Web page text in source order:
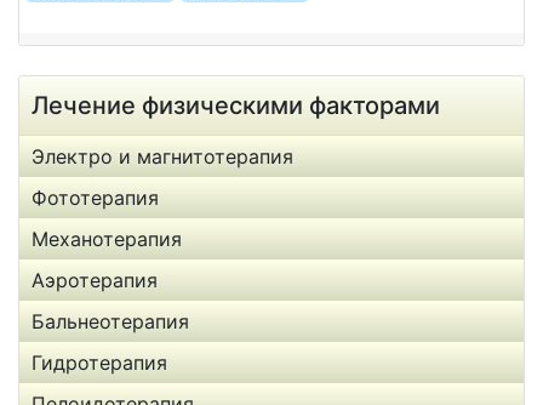
Лечение физическими факторами
Электро и магнитотерапия
Фототерапия
Механотерапия
Аэротерапия
Бальнеотерапия
Гидротерапия